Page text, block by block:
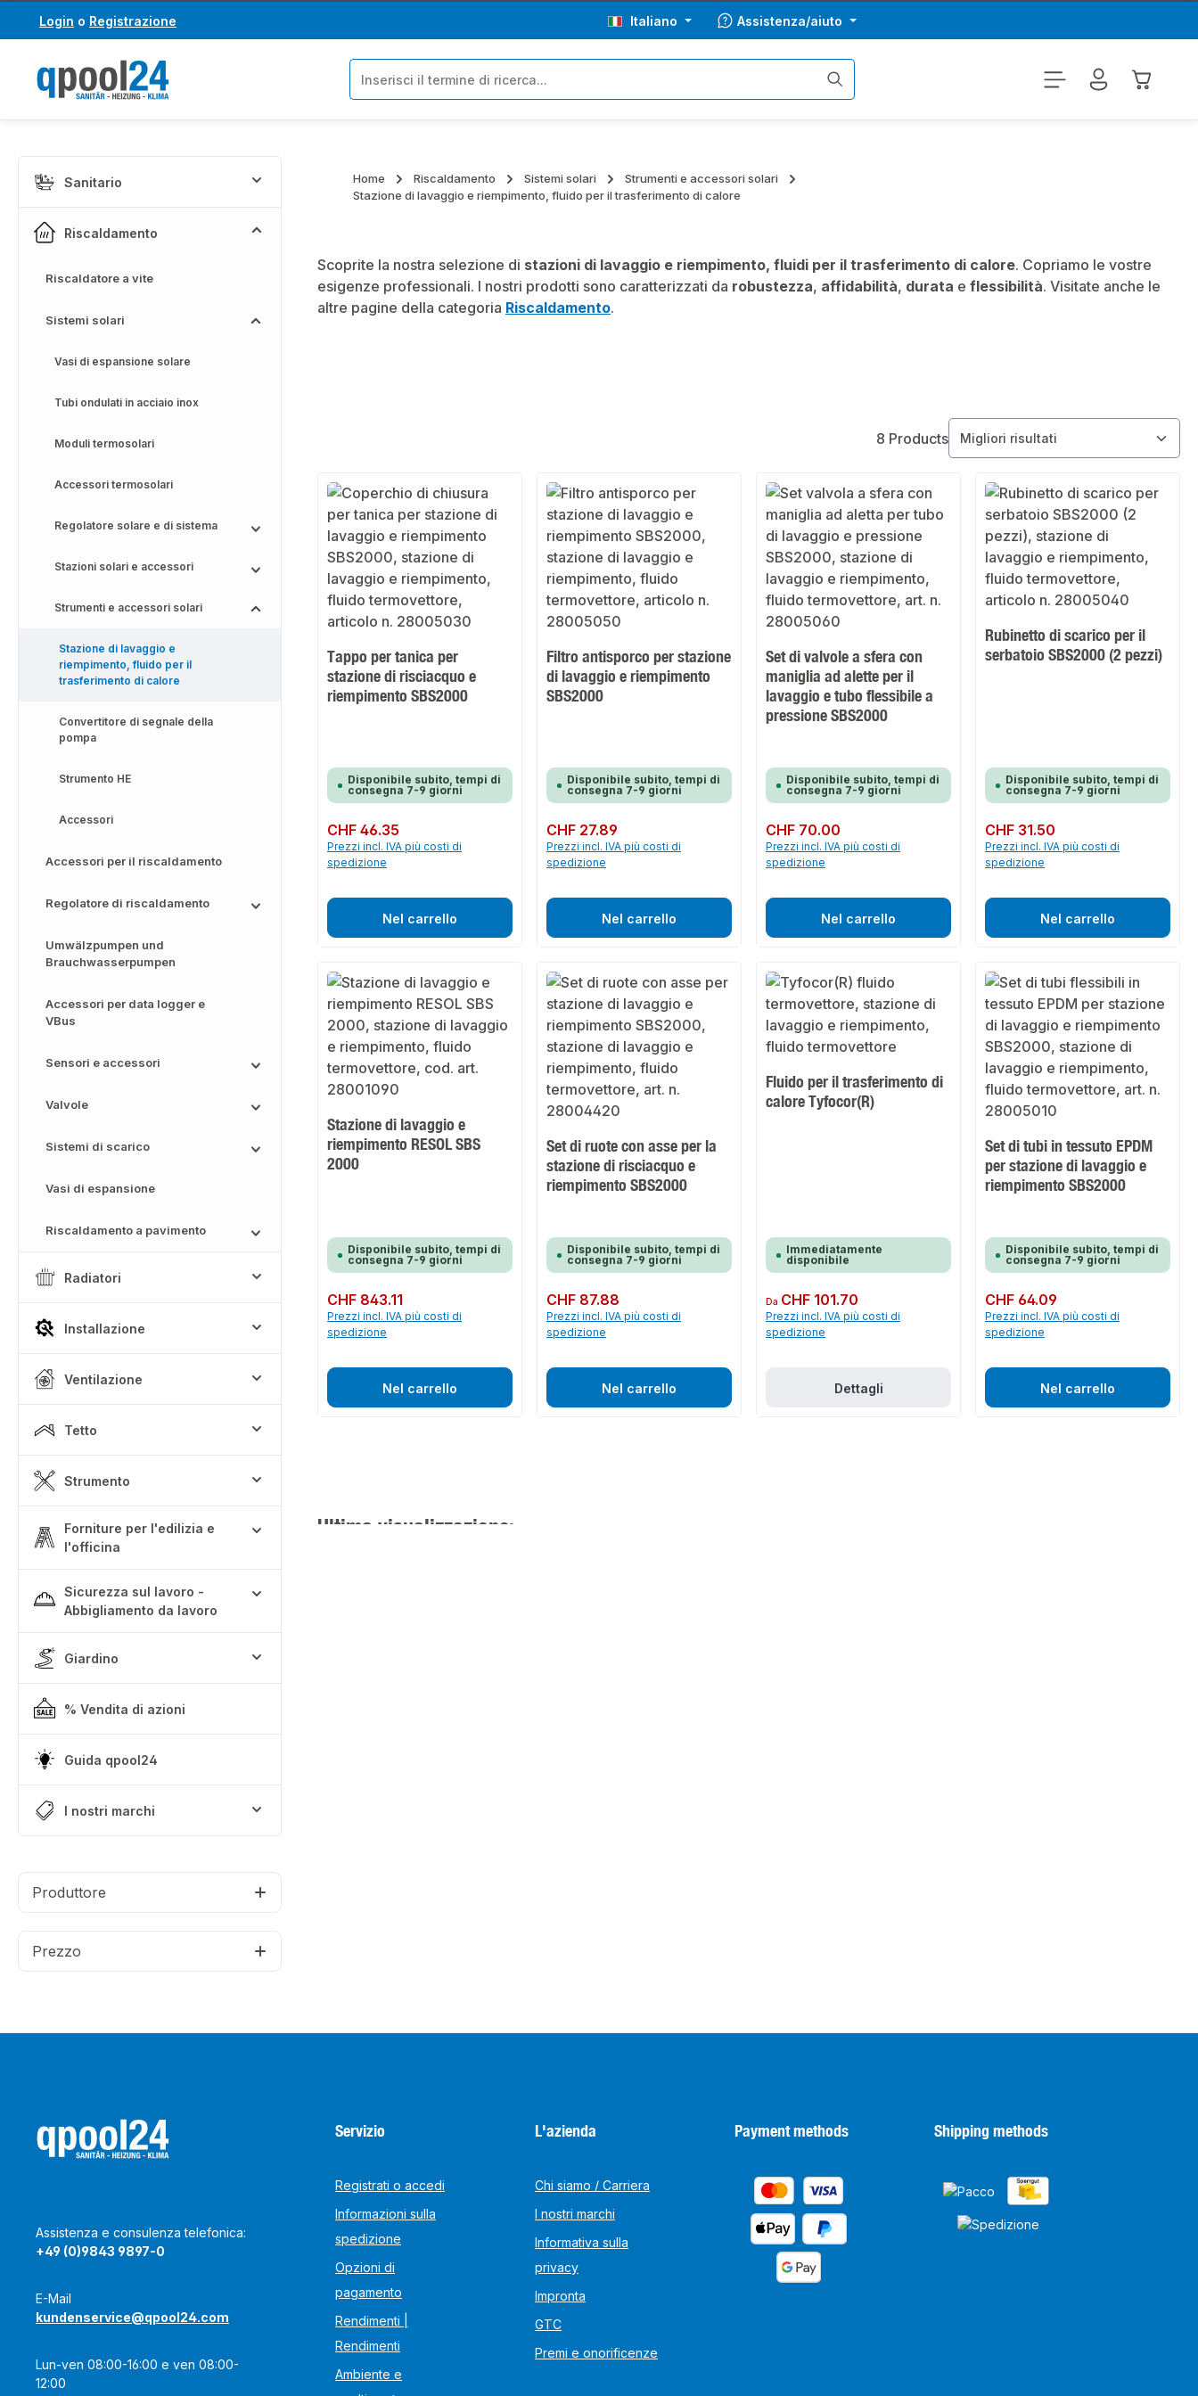
al contenuto principale
Salta alla ricerca
Login o Registrazione Italiano Assistenza/aiuto
Il
Sanitario
Riscaldamento
Riscaldatore a vite
Sistemi solari
Vasi di espansione solare
Tubi ondulati in acciaio inox
Moduli termosolari
Accessori termosolari
Regolatore solare e di sistema
Stazioni solari e accessori
Strumenti e accessori solari
Stazione di lavaggio e
riempimento, fluido per il
trasferimento di calore
Convertitore di segnale della
pompa
Strumento HE
Accessori
Accessori per il riscaldamento
Regolatore di riscaldamento
Umwälzpumpen und
Brauchwasserpumpen
Accessori per data logger e
VBus
Sensori e accessori
Valvole
Sistemi di scarico
Vasi di espansione
Riscaldamento a pavimento
Radiatori
Installazione
Ventilazione
Tetto
Strumento
Forniture per l'edilizia e
l'officina
Sicurezza sul lavoro -
Abbigliamento da lavoro
Giardino
% Vendita di azioni
Guida qpool24
I nostri marchi
Produttore
Prezzo
Home Riscaldamento Sistemi solari
Strumenti e accessori solari
Stazione di lavaggio e riempimento, fluido per il trasferimento di calore
Scoprite la nostra selezione di stazioni di lavaggio e riempimento, fluidi per il trasferimento di calore. Copriamo le vostre
esigenze professionali. I nostri prodotti sono caratterizzati da robustezza, affidabilità, durata e flessibilità. Visitate anche le
altre pagine della categoria Riscaldamento.
8 Products
Tappo per tanica per
stazione di risciacquo e
riempimento SBS2000
Disponibile subito, tempi di
consegna 7-9 giorni
Prezzo normale:
CHF 46.35
Prezzi incl. IVA più costi di
spedizione
Nel carrello
Filtro antisporco per stazione
di lavaggio e riempimento
SBS2000
Disponibile subito, tempi di
consegna 7-9 giorni
Prezzo normale:
CHF 27.89
Prezzi incl. IVA più costi di
spedizione
Nel carrello
Set di valvole a sfera con
maniglia ad alette per il
lavaggio e tubo flessibile a
pressione SBS2000
Disponibile subito, tempi di
consegna 7-9 giorni
Prezzo normale:
CHF 70.00
Prezzi incl. IVA più costi di
spedizione
Nel carrello
Rubinetto di scarico per il
serbatoio SBS2000 (2 pezzi)
Disponibile subito, tempi di
consegna 7-9 giorni
Prezzo normale:
CHF 31.50
Prezzi incl. IVA più costi di
spedizione
Nel carrello
Stazione di lavaggio e
riempimento RESOL SBS
2000
Disponibile subito, tempi di
consegna 7-9 giorni
Prezzo normale:
CHF 843.11
Prezzi incl. IVA più costi di
spedizione
Nel carrello
Set di ruote con asse per la
stazione di risciacquo e
riempimento SBS2000
Disponibile subito, tempi di
consegna 7-9 giorni
Prezzo normale:
CHF 87.88
Prezzi incl. IVA più costi di
spedizione
Nel carrello
Fluido per il trasferimento di
calore Tyfocor(R)
Immediatamente
disponibile
Prezzo normale:
Da CHF 101.70
Prezzi incl. IVA più costi di
spedizione
Dettagli
Set di tubi in tessuto EPDM
per stazione di lavaggio e
riempimento SBS2000
Disponibile subito, tempi di
consegna 7-9 giorni
Prezzo normale:
CHF 64.09
Prezzi incl. IVA più costi di
spedizione
Nel carrello
Ultima visualizzazione:
Assistenza e consulenza telefonica:
+49 (0)9843 9897-0
E-Mail
kundenservice@qpool24.com
Lun-ven 08:00-16:00 e ven 08:00-
12:00
Servizio
Registrati o accedi
Informazioni sulla
spedizione
Opzioni di
pagamento
Rendimenti |
Rendimenti
Ambiente e
L'azienda
Chi siamo / Carriera
I nostri marchi
Informativa sulla
privacy
Impronta
GTC
Premi e onorificenze
Payment methods Shipping methods